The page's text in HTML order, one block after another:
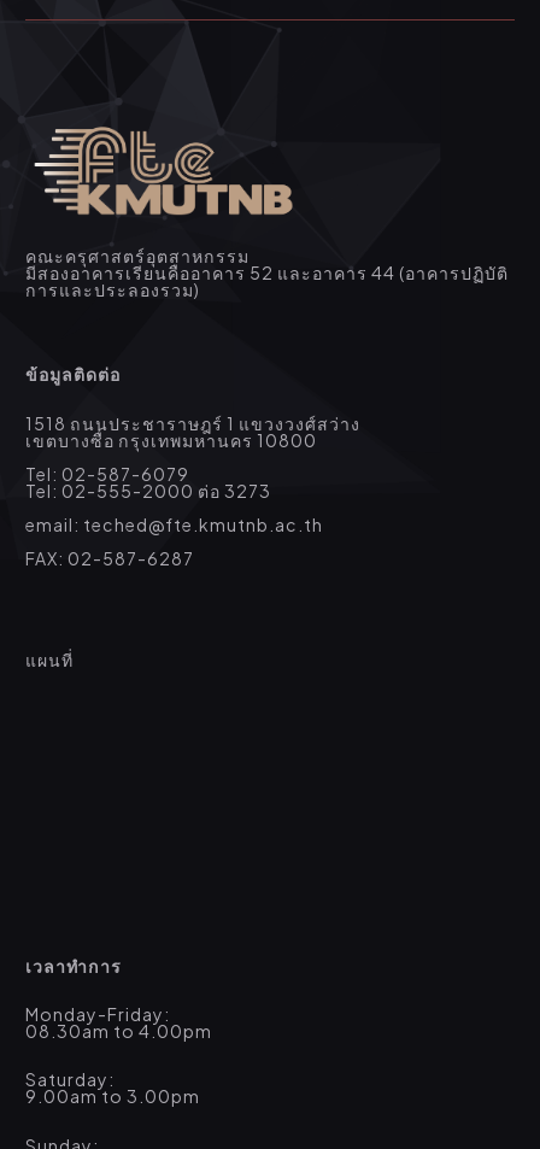
คณะครุศาสตร์อุตสาหกรรม
มีสองอาคารเรียนคืออาคาร 52 และอาคาร 44 (อาคารปฏิบัติ
การและประลองรวม)
ข้อมูลติดต่อ
1518 ถนนประชาราษฎร์ 1 แขวงวงศ์สว่าง
เขตบางซื่อ กรุงเทพมหานคร 10800
Tel: 02-587-6079
Tel: 02-555-2000 ต่อ 3273
email: teched@fte.kmutnb.ac.th
FAX: 02-587-6287
แผนที่
เวลาทำการ
Monday-Friday:
08.30am to 4.00pm
Saturday:
9.00am to 3.00pm